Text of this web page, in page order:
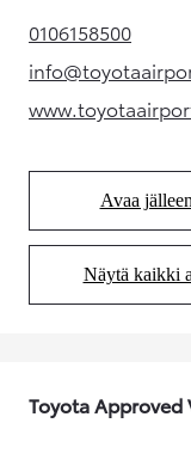
0106158500
(Aukeaa
Avaa
Näytä kaikki
Toyota